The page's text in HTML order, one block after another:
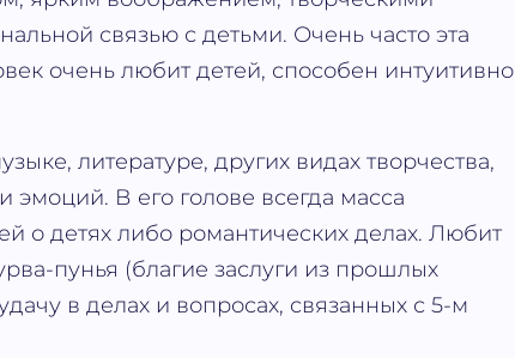
связью с детьми. Очень часто эта
очень любит детей, способен интуитивно
литературе, других видах творчества,
В его голове всегда масса
о детях либо романтических делах. Любит
пунья (благие заслуги из прошлых
в делах и вопросах, связанных с 5-м